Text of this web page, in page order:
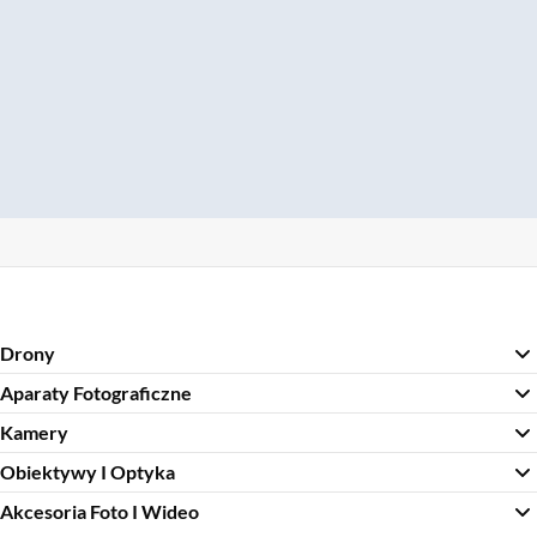
Drony
Aparaty Fotograficzne
Kamery
Obiektywy I Optyka
Akcesoria Foto I Wideo